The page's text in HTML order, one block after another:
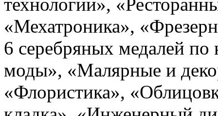
«Мехатроника»,
6 серебряных медалей
моды», «Малярные и
«Флористика»,